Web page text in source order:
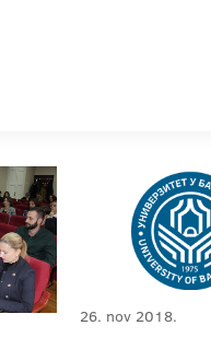
26. nov 2018.